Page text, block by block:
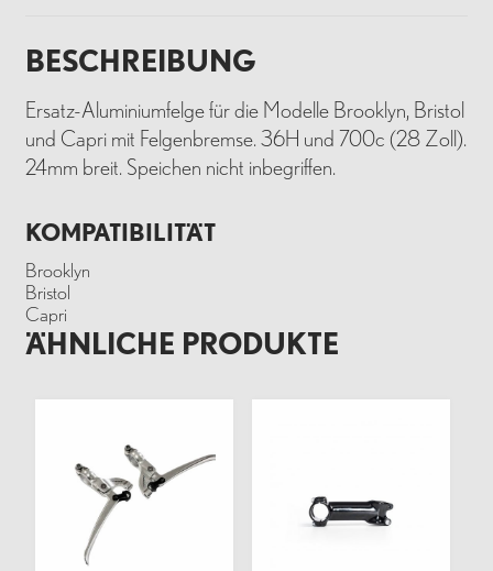
BESCHREIBUNG
Ersatz-Aluminiumfelge für die Modelle Brooklyn, Bristol
und Capri mit Felgenbremse. 36H und 700c (28 Zoll).
24mm breit. Speichen nicht inbegriffen.
KOMPATIBILITÄT
Brooklyn
Bristol
Capri
ÄHNLICHE PRODUKTE